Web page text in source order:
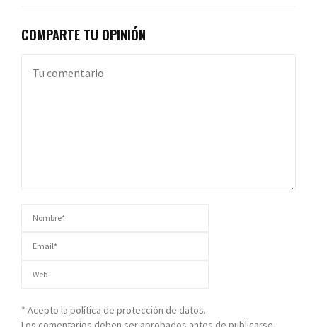
COMPARTE TU OPINIÓN
* Acepto la política de protección de datos.